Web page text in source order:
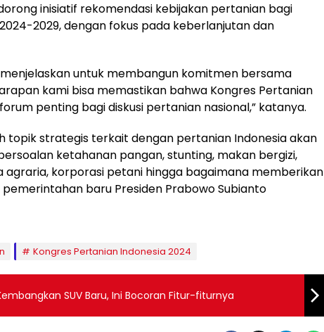
inisiatif rekomendasi kebijakan pertanian bagi
2029, dengan fokus pada keberlanjutan dan
menjelaskan untuk membangun komitmen bersama
kami bisa memastikan bahwa Kongres Pertanian
penting bagi diskusi pertanian nasional,” katanya.
topik strategis terkait dengan pertanian Indonesia akan
ketahanan pangan, stunting, makan bergizi,
agraria, korporasi petani hingga bagaimana memberikan
baru Presiden Prabowo Subianto
Kongres Pertanian Indonesia 2024
SUV Baru, Ini Bocoran Fitur-fiturnya